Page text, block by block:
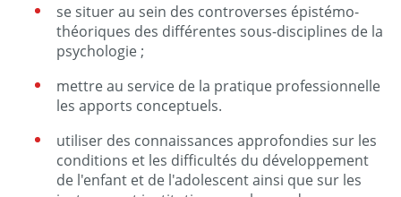
se situer au sein des controverses épistémo-
théoriques des différentes sous-disciplines de la
psychologie ;
mettre au service de la pratique professionnelle
les apports conceptuels.
utiliser des connaissances approfondies sur les
conditions et les difficultés du développement
de l'enfant et de l'adolescent ainsi que sur les